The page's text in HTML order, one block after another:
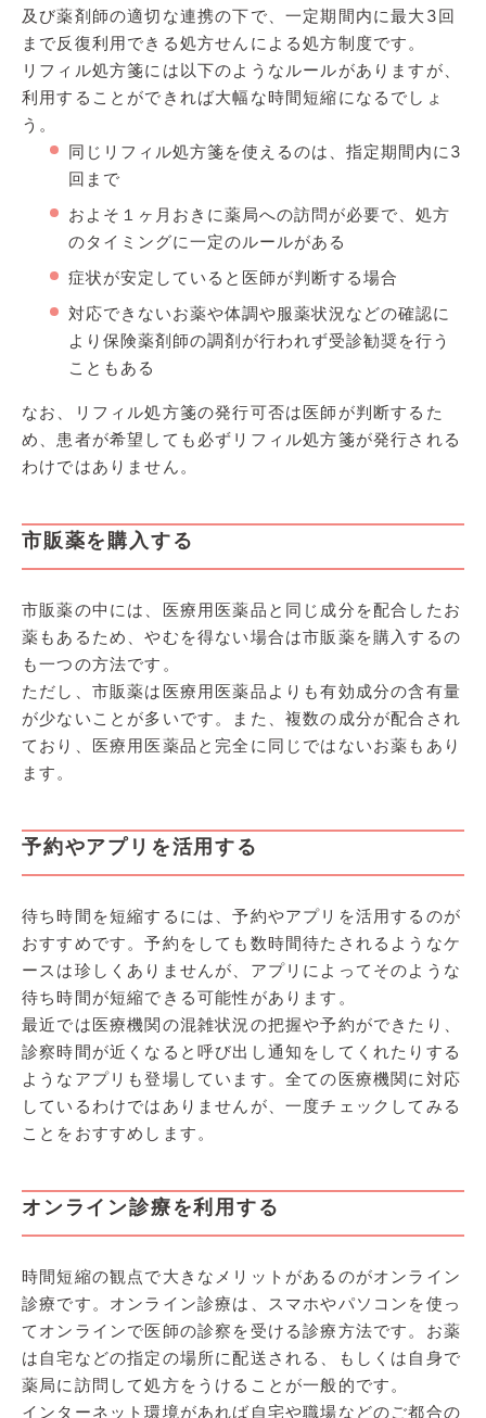
及び薬剤師の適切な連携の下で、一定期間内に最大3回
まで反復利用できる処方せんによる処方制度です。
リフィル処方箋には以下のようなルールがありますが、
利用することができれば大幅な時間短縮になるでしょ
う。
同じリフィル処方箋を使えるのは、指定期間内に3
回まで
およそ１ヶ月おきに薬局への訪問が必要で、処方
のタイミングに一定のルールがある
症状が安定していると医師が判断する場合
対応できないお薬や体調や服薬状況などの確認に
より保険薬剤師の調剤が行われず受診勧奨を行う
こともある
なお、リフィル処方箋の発行可否は医師が判断するた
め、患者が希望しても必ずリフィル処方箋が発行される
わけではありません。
市販薬を購入する
市販薬の中には、医療用医薬品と同じ成分を配合したお
薬もあるため、やむを得ない場合は市販薬を購入するの
も一つの方法です。
ただし、市販薬は医療用医薬品よりも有効成分の含有量
が少ないことが多いです。また、複数の成分が配合され
ており、医療用医薬品と完全に同じではないお薬もあり
ます。
予約やアプリを活用する
待ち時間を短縮するには、予約やアプリを活用するのが
おすすめです。予約をしても数時間待たされるようなケ
ースは珍しくありませんが、アプリによってそのような
待ち時間が短縮できる可能性があります。
最近では医療機関の混雑状況の把握や予約ができたり、
診察時間が近くなると呼び出し通知をしてくれたりする
ようなアプリも登場しています。全ての医療機関に対応
しているわけではありませんが、一度チェックしてみる
ことをおすすめします。
オンライン診療を利用する
時間短縮の観点で大きなメリットがあるのがオンライン
診療です。オンライン診療は、スマホやパソコンを使っ
てオンラインで医師の診察を受ける診療方法です。お薬
は自宅などの指定の場所に配送される、もしくは自身で
薬局に訪問して処方をうけることが一般的です。
インターネット環境があれば自宅や職場などのご都合の